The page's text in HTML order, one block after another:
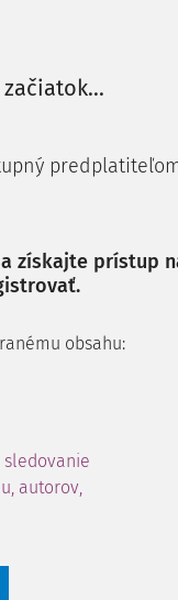
získajte prístup
obsahu:
sledovanie
autorov,